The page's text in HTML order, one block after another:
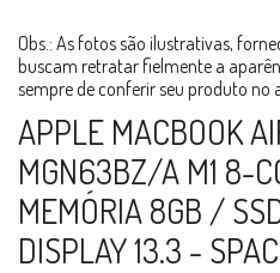
Obs.: As fotos são ilustrativas,
buscam retratar fielmente a
sempre de conferir seu produto no
APPLE MACBOOK
MGN63BZ/A M1 8-
MEMÓRIA 8GB /
DISPLAY 13.3 -